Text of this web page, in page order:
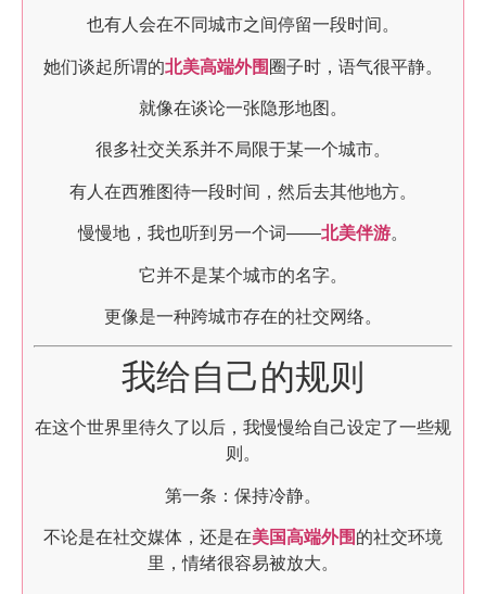
也有人会在不同城市之间停留一段时间。
她们谈起所谓的北美高端外围 圈子时，语气很平静。
就像在谈论一张隐形地图。
很多社交关系并不局限于某一个城市。
有人在西雅图待一段时间，然后去其他地方。
慢慢地，我也听到另一个词——北美伴游。
它并不是某个城市的名字。
更像是一种跨城市存在的社交网络。
我给自己的规则
在这个世界里待久了以后，我慢慢给自己设定了一些规
则。
第一条：保持冷静。
不论是在社交媒体，还是在美国高端外围 的社交环境
里，情绪很容易被放大。